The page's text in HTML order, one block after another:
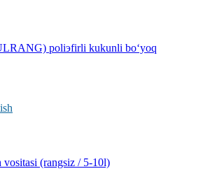
poliэfirli kukunli bo‘yoq
(rangsiz / 5-10l)